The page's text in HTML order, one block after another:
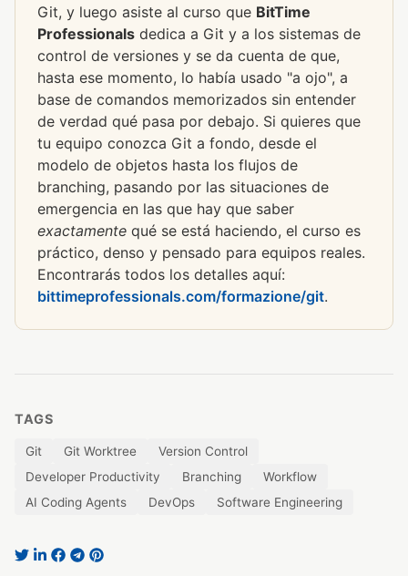
Git, y luego asiste al curso que BitTime
Professionals dedica a Git y a los sistemas de
control de versiones y se da cuenta de que,
hasta ese momento, lo había usado "a ojo", a
base de comandos memorizados sin entender
de verdad qué pasa por debajo. Si quieres que
tu equipo conozca Git a fondo, desde el
modelo de objetos hasta los flujos de
branching, pasando por las situaciones de
emergencia en las que hay que saber
exactamente qué se está haciendo, el curso es
práctico, denso y pensado para equipos reales.
Encontrarás todos los detalles aquí:
bittimeprofessionals.com/formazione/git.
TAGS
Git Git Worktree
Version Control
Developer Productivity
Branching
Workflow
AI Coding Agents
DevOps Software Engineering